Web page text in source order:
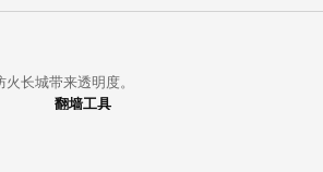
长城带来透明度。
翻墙工具